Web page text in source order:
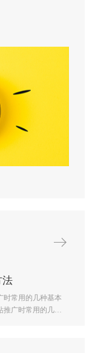
法
时常用的几种基本
广时常用的几种